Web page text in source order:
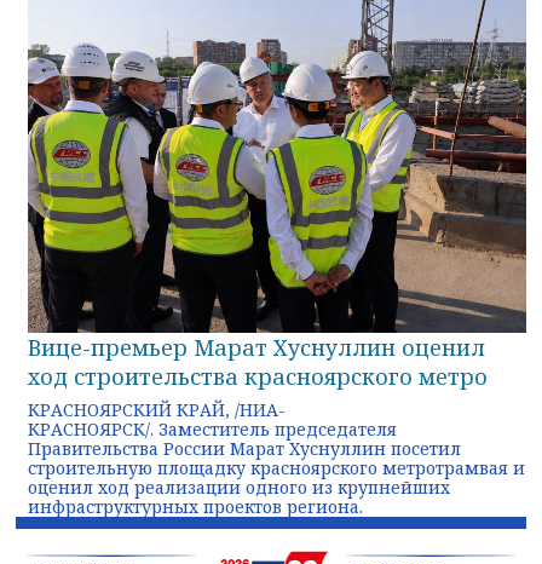
Вице-премьер Марат Хуснуллин оценил
ход строительства красноярского метро
КРАСНОЯРСКИЙ КРАЙ, /НИА-
КРАСНОЯРСК/. Заместитель председателя
Правительства России Марат Хуснуллин посетил
строительную площадку красноярского метротрамвая и
оценил ход реализации одного из крупнейших
инфраструктурных проектов региона.